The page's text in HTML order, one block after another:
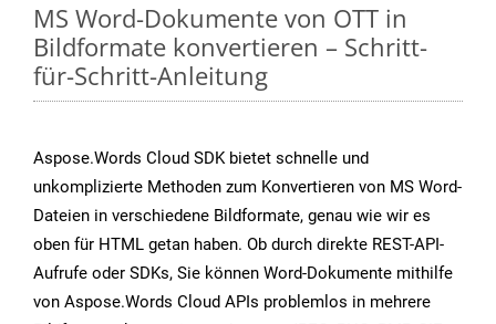
MS Word-Dokumente von OTT in
Bildformate konvertieren – Schritt-
für-Schritt-Anleitung
Aspose.Words Cloud SDK bietet schnelle und
unkomplizierte Methoden zum Konvertieren von MS Word-
Dateien in verschiedene Bildformate, genau wie wir es
oben für HTML getan haben. Ob durch direkte REST-API-
Aufrufe oder SDKs, Sie können Word-Dokumente mithilfe
von Aspose.Words Cloud APIs problemlos in mehrere